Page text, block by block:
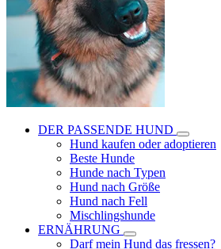
DER PASSENDE HUND
Hund kaufen oder adoptieren
Beste Hunde
Hunde nach Typen
Hund nach Größe
Hund nach Fell
Mischlingshunde
ERNÄHRUNG
Darf mein Hund das fressen?